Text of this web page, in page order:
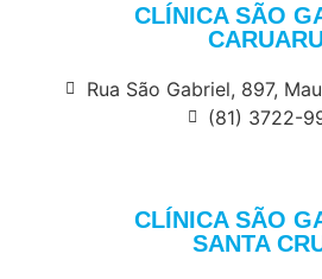
CLÍNICA SÃO
Rua São Gabriel, 897,
(81) 3722-
CLÍNICA SÃO
SANTA